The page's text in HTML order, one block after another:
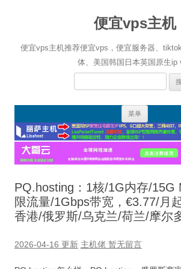
便宜vps主机
便宜vps主机推荐便宜vps，便宜服务器、
体、美国韩国日本英国原生ip
搜
菜单
正
文
PQ.hosting：1核/1G内存/15G
限流量/1Gbps带宽，€3.77/月
香港/俄罗斯/乌克兰/荷兰/摩尔
2026-04-16 更新 主机佬 暂无留言